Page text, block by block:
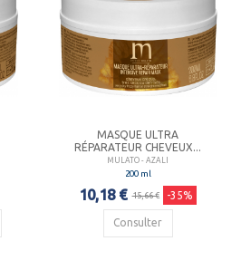
MASQUE ULTRA
RÉPARATEUR CHEVEUX...
MULATO - AZALI
200 ml
10,18 € 15,66 € -35%
Consulter